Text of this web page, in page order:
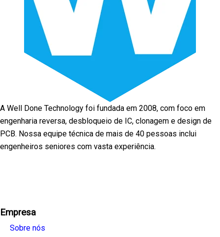
A Well Done Technology foi fundada em 2008, com foco em
engenharia reversa, desbloqueio de IC, clonagem e design de
PCB. Nossa equipe técnica de mais de 40 pessoas inclui
engenheiros seniores com vasta experiência.
Empresa
Sobre nós